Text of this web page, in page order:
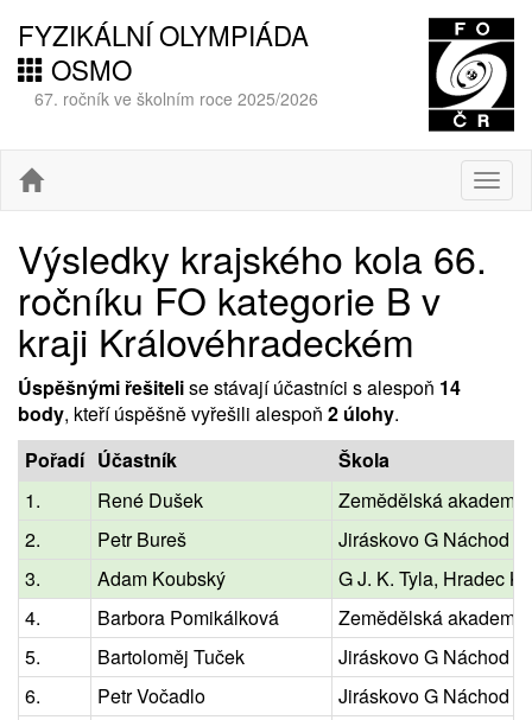
FYZIKÁLNÍ OLYMPIÁDA
OSMO
67. ročník ve školním roce 2025/2026
Výsledky krajského kola 66.
ročníku FO kategorie B v
kraji Královéhradeckém
Úspěšnými řešitelise stávají účastníci s alespoň 14
body, kteří úspěšně vyřešili alespoň 2 úlohy.
Pořadí Účastník
Škola
1.
René Dušek
Zemědělská
2.
Petr Bureš
Jiráskovo G Náchod
3.
Adam Koubský
G J. K. Tyla, Hradec
4.
Barbora Pomikálková
Zemědělská
5.
Bartoloměj Tuček
Jiráskovo G Náchod
6.
Petr Vočadlo
Jiráskovo G Náchod